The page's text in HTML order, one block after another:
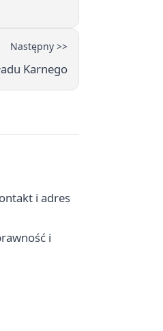
Następny >>
Karnego
i adres
i